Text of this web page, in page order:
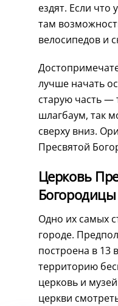
ездят. Если что у
там
велосипедов и
лучше начать
старую часть —
шлагбаум, так
сверху вниз.
Пресвятой
Церковь
Одно их самых
городе.
построена в 13
территорию
церковь и
церкви